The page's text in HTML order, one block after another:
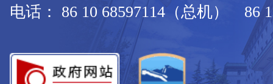
电话： 86 10 68597114（总机） 86